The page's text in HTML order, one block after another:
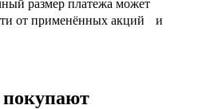
размер платежа может
от применённых акций и